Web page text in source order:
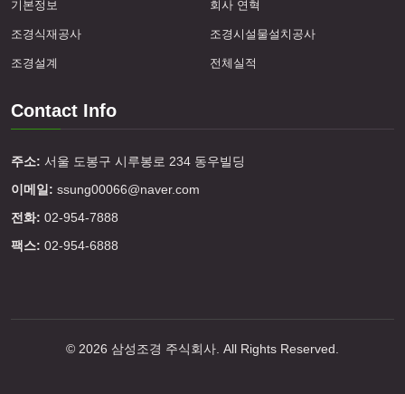
기본정보 회사 연혁
조경식재공사 조경시설물설치공사
조경설계 전체실적
Contact Info
주소: 서울 도봉구 시루봉로 234 동우빌딩
이메일: ssung00066@naver.com
전화: 02-954-7888
팩스: 02-954-6888
© 2026 삼성조경 주식회사. All Rights Reserved.